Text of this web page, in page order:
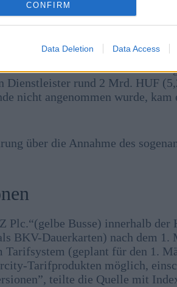
CONFIRM
Data Deletion Data Access
die Parteien nicht geeinigt.
Informationen der
rund 2 Mrd. HUF
nicht angenommen wurde, kam
über die Annahme des
Busse) innerhalb der
BKV-Dauerkarten) nach dem 1.
(geplant für den 1.
Tarifprodukten möglich,
teilte die Quelle mit